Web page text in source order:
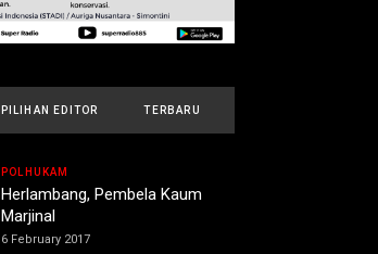
PILIHAN EDITOR TERBARU
POLHUKAM
Herlambang, Pembela Kaum
Marjinal
6 February 2017